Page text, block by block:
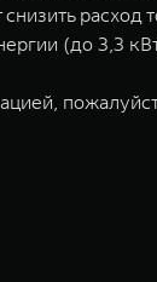
снизить
(до 3,3